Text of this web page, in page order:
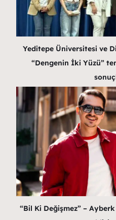
Yeditepe Üniversitesi ve
“Dengenin İki Yüzü”
“Bil Ki Değişmez” –